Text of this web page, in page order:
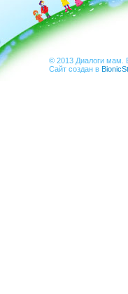
© 2013 Диалоги мам.
Сайт создан в